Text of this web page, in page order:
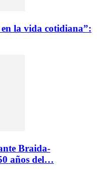
la vida cotidiana”:
Braida-
años del…